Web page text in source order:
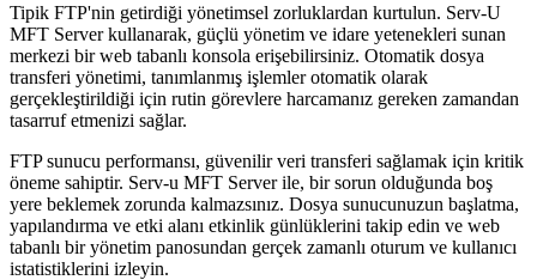
Tipik FTP'nin getirdiği yönetimsel zorluklardan kurtulun. Serv-U
MFT Server kullanarak, güçlü yönetim ve idare yetenekleri sunan
merkezi bir web tabanlı konsola erişebilirsiniz. Otomatik dosya
transferi yönetimi, tanımlanmış işlemler otomatik olarak
gerçekleştirildiği için rutin görevlere harcamanız gereken zamandan
tasarruf etmenizi sağlar.
FTP sunucu performansı, güvenilir veri transferi sağlamak için kritik
öneme sahiptir. Serv-u MFT Server ile, bir sorun olduğunda boş
yere beklemek zorunda kalmazsınız. Dosya sunucunuzun başlatma,
yapılandırma ve etki alanı etkinlik günlüklerini takip edin ve web
tabanlı bir yönetim panosundan gerçek zamanlı oturum ve kullanıcı
istatistiklerini izleyin.